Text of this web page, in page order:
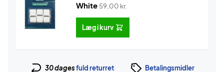
White 59,00 kr.
Læg i kurv
30 dagesfuld returret Betalingsmidler